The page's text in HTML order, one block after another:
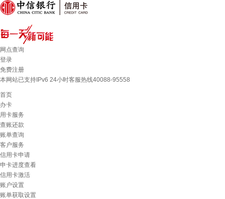
网点查询
登录
免费注册
本网站已支持IPv6 24小时客服热线40088-95558
首页
办卡
用卡服务
查账还款
账单查询
客户服务
信用卡申请
申卡进度查看
信用卡激活
账户设置
账单获取设置